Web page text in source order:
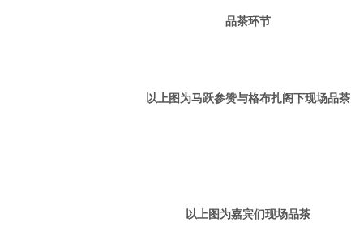
品茶环节
以上图为马跃参赞与格布扎阁下现场品茶
以上图为嘉宾们现场品茶